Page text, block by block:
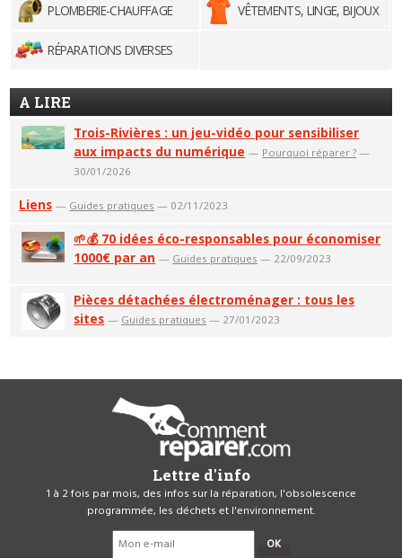
PLOMBERIE-CHAUFFAGE VÊTEMENTS, LINGE, BIJOUX
RÉPARATIONS DIVERSES
A LIRE
Trois-Rivières : un jeu-vidéo pour sensibiliser
aux impacts du numérique — Pourquoi réparer ? —
30/01/2026
Liens — Guides pratiques — 02/11/2023
🌱💰 70 idées éco-responsables pour économiser
1000€ par an — Guides pratiques — 22/09/2023
Pièces détachées électroménager : tous les
sites — Guides pratiques — 27/01/2023
Lettre d'info
1 à 2 fois par mois, des infos sur la réparation, l'obsolescence
programmée, les déchets et l'environnement.
OK